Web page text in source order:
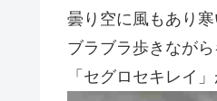
曇り空に風もあり寒
ブラブラ歩きなが
「セグロセキレイ